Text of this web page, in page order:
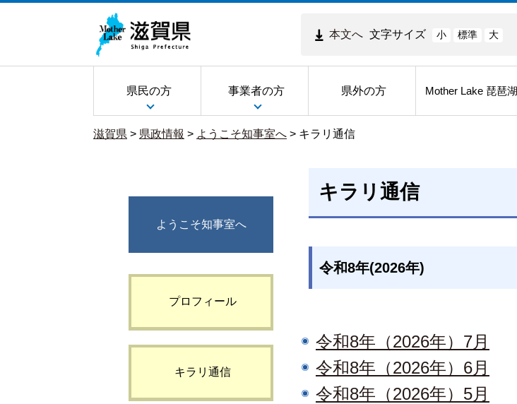
本文へ 文字サイズ 小 標準 大
県民の方 事業者の方 県外の方 Mother Lake 琵琶湖
滋賀県 > 県政情報 > ようこそ知事室へ > キラリ通信
ようこそ知事室へ
プロフィール
キラリ通信
キラリ通信
令和8年(2026年)
令和8年（2026年）7月
令和8年（2026年）6月
令和8年（2026年）5月